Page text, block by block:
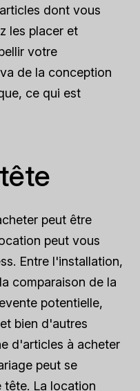
dont vous
les placer et
votre
de la conception
ce qui est
peut être
peut vous
Entre l'installation,
comparaison de la
potentielle,
bien d'autres
d'articles à acheter
peut se
tête. La location